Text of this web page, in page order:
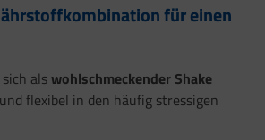
für einen
alswohlschmeckender Shake
flexibel in den häufig stressigen